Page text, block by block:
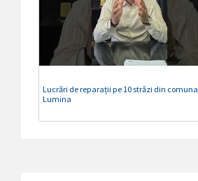
Lucrări de reparații pe 10 străzi din comuna
Lumina